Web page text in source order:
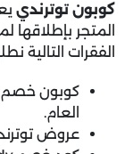
كوبون توترندي
المتجر بإطلاقها
الفقرات التالية
العام.
عروض